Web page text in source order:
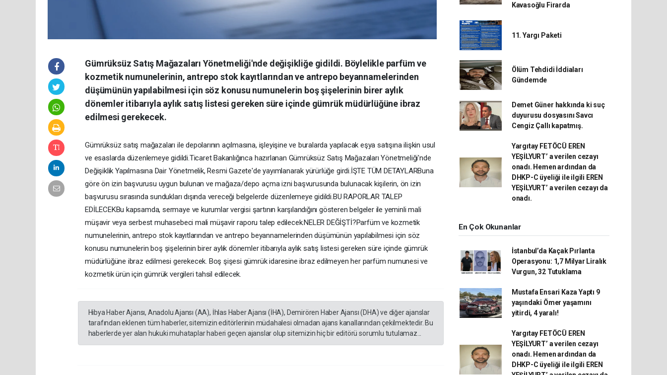
Gümrüksüz Satış Mağazaları Yönetmeliği'nde değişikliğe gidildi. Böylelikle parfüm ve
kozmetik numunelerinin, antrepo stok kayıtlarından ve antrepo beyannamelerinden
düşümünün yapılabilmesi için söz konusu numunelerin boş şişelerinin birer aylık
dönemler itibarıyla aylık satış listesi gereken süre içinde gümrük müdürlüğüne ibraz
edilmesi gerekecek.
Gümrüksüz satış mağazaları ile depolarının açılmasına, işleyişine ve buralarda yapılacak eşya satışına ilişkin usul
ve esaslarda düzenlemeye gidildi.Ticaret Bakanlığınca hazırlanan Gümrüksüz Satış Mağazaları Yönetmeliği'nde
Değişiklik Yapılmasına Dair Yönetmelik, Resmi Gazete'de yayımlanarak yürürlüğe girdi.İŞTE TÜM DETAYLARBuna
göre ön izin başvurusu uygun bulunan ve mağaza/depo açma izni başvurusunda bulunacak kişilerin, ön izin
başvurusu sırasında sundukları dışında vereceği belgelerde düzenlemeye gidildi.BU RAPORLAR TALEP
EDİLECEKBu kapsamda, sermaye ve kurumlar vergisi şartının karşılandığını gösteren belgeler ile yeminli mali
müşavir veya serbest muhasebeci mali müşavir raporu talep edilecek.NELER DEĞİŞTİ?Parfüm ve kozmetik
numunelerinin, antrepo stok kayıtlarından ve antrepo beyannamelerinden düşümünün yapılabilmesi için söz
konusu numunelerin boş şişelerinin birer aylık dönemler itibarıyla aylık satış listesi gereken süre içinde gümrük
müdürlüğüne ibraz edilmesi gerekecek. Boş şişesi gümrük idaresine ibraz edilmeyen her parfüm numunesi ve
kozmetik ürün için gümrük vergileri tahsil edilecek.
Hibya Haber Ajansı, Anadolu Ajansı (AA), İhlas Haber Ajansı (İHA), Demirören Haber Ajansı (DHA) ve diğer ajanslar
tarafından eklenen tüm haberler, sitemizin editörlerinin müdahalesi olmadan ajans kanallarından çekilmektedir. Bu
haberlerde yer alan hukuki muhataplar haberi geçen ajanslar olup sitemizin hiç bir editörü sorumlu tutulamaz...
Kavasoğlu Firarda
11. Yargı Paketi
Ölüm Tehdidi İddiaları
Gündemde
Demet Güner hakkında ki suç
duyurusu dosyasını Savcı
Cengiz Çallı kapatmış.
Yargıtay FETÖCÜ EREN
YEŞİLYURT’ a verilen cezayı
onadı. Hemen ardından da
DHKP-C üyeliği ile ilgili EREN
YEŞİLYURT’ a verilen cezayı da
onadı.
En Çok Okunanlar
İstanbul’da Kaçak Pırlanta
Operasyonu: 1,7 Milyar Liralık
Vurgun, 32 Tutuklama
Mustafa Ensari Kaza Yaptı 9
yaşındaki Ömer yaşamını
yitirdi, 4 yaralı!
Yargıtay FETÖCÜ EREN
YEŞİLYURT’ a verilen cezayı
onadı. Hemen ardından da
DHKP-C üyeliği ile ilgili EREN